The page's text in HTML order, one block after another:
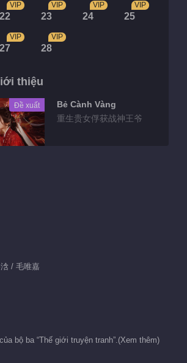
22
VIP
23
VIP
24
VIP
25
VIP
27
VIP
28
VIP
thiệu
Đề xuất
Bẻ Cành Vàng
重生贵女俘获战神王爷
/ 毛唯嘉
bộ ba “Thế giới truyện tranh”.(Xem thêm)